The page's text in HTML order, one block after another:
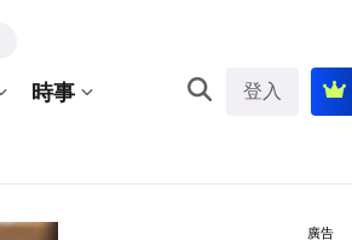
時事 登入
廣告